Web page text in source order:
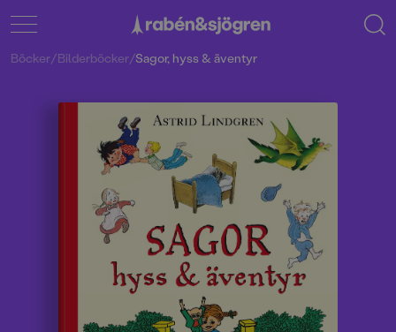
Böcker/Bilderböcker/Sagor, hyss & äventyr